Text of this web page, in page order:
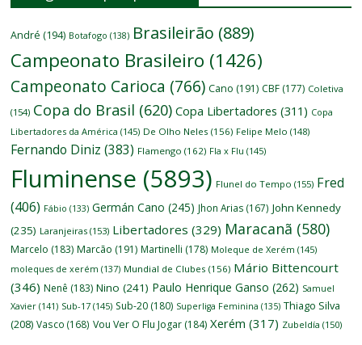
André (194) Botafogo (138) Brasileirão (889)
Campeonato Brasileiro (1426)
Campeonato Carioca (766) Cano (191) CBF (177) Coletiva
(154) Copa do Brasil (620) Copa Libertadores (311) Copa
Libertadores da América (145) De Olho Neles (156) Felipe Melo (148)
Fernando Diniz (383) Flamengo (162) Fla x Flu (145)
Fluminense (5893) Flunel do Tempo (155) Fred
(406) Fábio (133) Germán Cano (245) Jhon Arias (167) John Kennedy
(235) Laranjeiras (153) Libertadores (329) Maracanã (580)
Marcelo (183) Marcão (191) Martinelli (178) Moleque de Xerém (145)
moleques de xerém (137) Mundial de Clubes (156) Mário Bittencourt
(346) Nenê (183) Nino (241) Paulo Henrique Ganso (262) Samuel
Xavier (141) Sub-17 (145) Sub-20 (180) Superliga Feminina (135) Thiago Silva
(208) Vasco (168) Vou Ver O Flu Jogar (184) Xerém (317) Zubeldía (150)